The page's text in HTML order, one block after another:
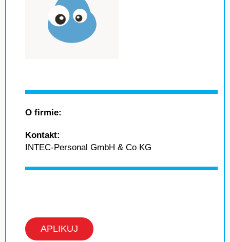
O firmie:
Kontakt:
INTEC-Personal GmbH & Co KG
APLIKUJ